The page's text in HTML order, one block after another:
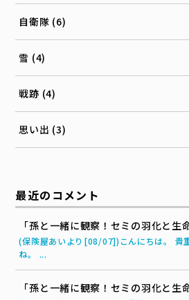
自衛隊 (6)
雪 (4)
戦跡 (4)
思い出 (3)
最近のコメント
「孫と一緒に観察！セミの羽化と生
(保険屋あいより[08/07])こんにちは。 貴
ね。 ...
「孫と一緒に観察！セミの羽化と生